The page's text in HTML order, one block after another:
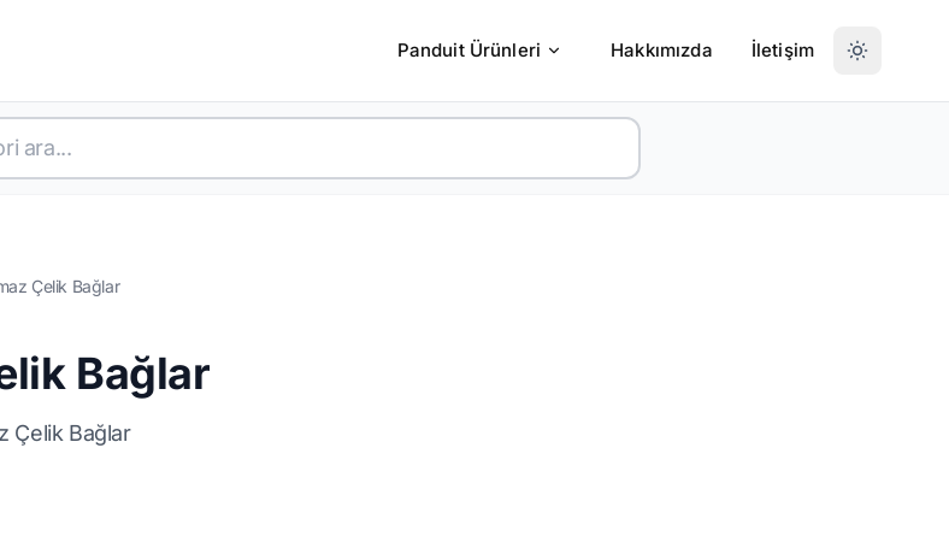
Panduit Ürünleri Hakkımızda İletişim
Çelik Bağlar
Bağlar
Çelik Bağlar